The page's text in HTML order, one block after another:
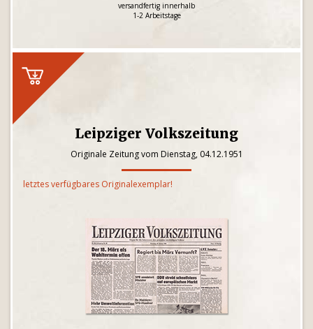
versandfertig innerhalb
1-2 Arbeitstage
Leipziger Volkszeitung
Originale Zeitung vom Dienstag, 04.12.1951
letztes verfügbares Originalexemplar!